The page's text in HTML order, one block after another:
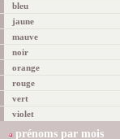
bleu
jaune
mauve
noir
orange
rouge
vert
violet
prénoms par mois